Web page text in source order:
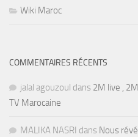
Wiki Maroc
COMMENTAIRES RÉCENTS
jalal agouzoul dans 2M live ,
TV Marocaine
MALIKA NASRI dans Nous